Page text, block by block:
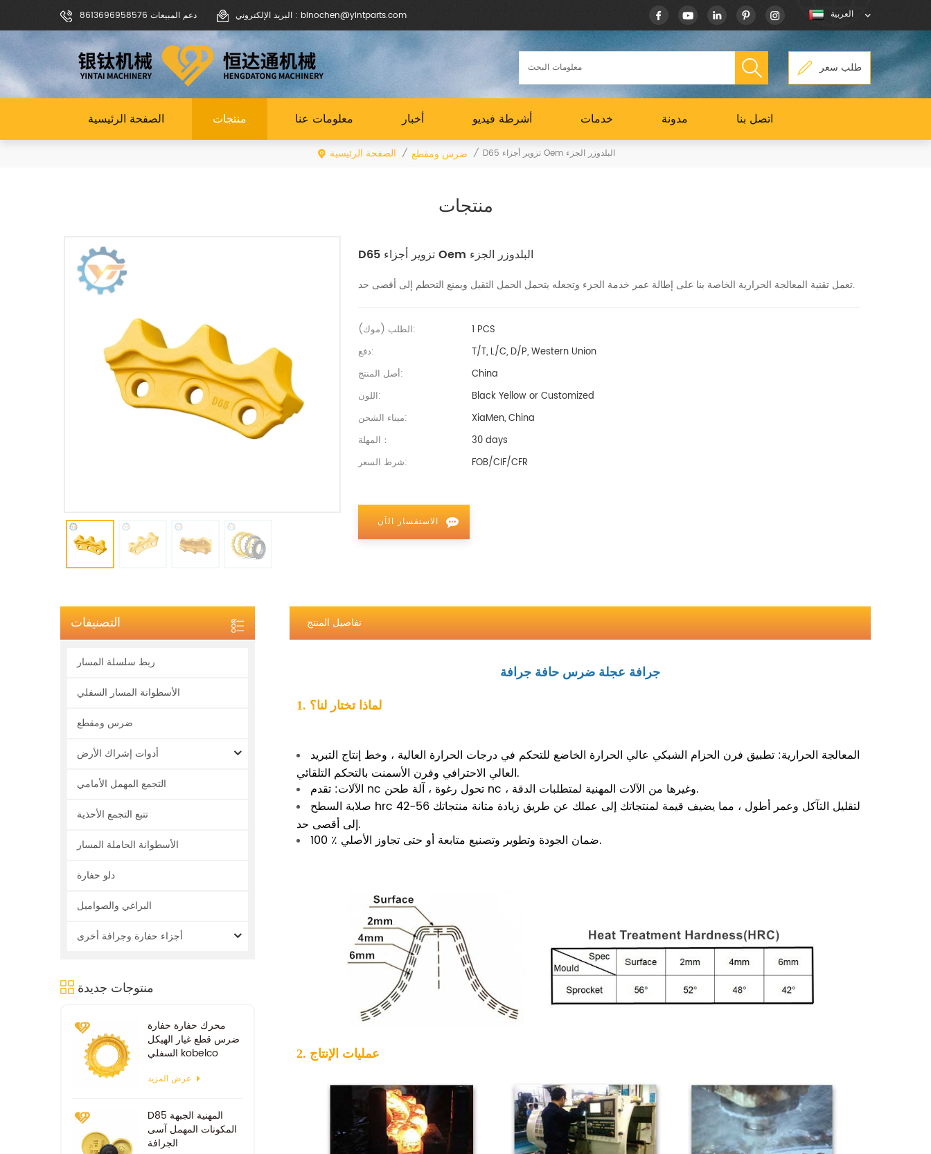
دعم المبيعات 8613696958576 البريد الإلكتروني : binochen@yintparts.com العربية
طلب سعر
الصفحة الرئيسية منتجات معلومات عنا أخبار أشرطة فيديو خدمات مدونة اتصل بنا
الصفحة الرئيسية / ضرس ومقطع / D65 تزوير أجزاء Oem البلدوزر الجزء
منتجات
D65 تزوير أجزاء Oem البلدوزر الجزء
تعمل تقنية المعالجة الحرارية الخاصة بنا على إطالة عمر خدمة الجزء وتجعله يتحمل الحمل الثقيل ويمنع التحطم إلى أقصى حد.
الطلب (موك):
1 PCS
دفع:
T/T, L/C, D/P, Western Union
أصل المنتج:
China
اللون:
Black Yellow or Customized
ميناء الشحن:
XiaMen, China
المهلة：
30 days
شرط السعر:
FOB/CIF/CFR
الاستفسار الآن
التصنيفات
ربط سلسلة المسار
الأسطوانة المسار السفلي
ضرس ومقطع
أدوات إشراك الأرض
التجمع المهمل الأمامي
تتبع التجمع الأحذية
الأسطوانة الحاملة المسار
دلو حفارة
البراغي والصواميل
أجزاء حفارة وجرافة أخرى
منتوجات جديدة
محرك حفارة حفارة
ضرس قطع غيار الهيكل
السفلي kobelco
عرض المزيد
D85 المهنية الجبهة
المكونات المهمل آسى
الجرافة
تفاصيل المنتج
جرافة عجلة ضرس حافة جرافة
1. لماذا تختار لنا؟
المعالجة الحرارية: تطبيق فرن الحزام الشبكي عالي الحرارة الخاضع للتحكم في درجات الحرارة العالية ، وخط إنتاج التبريد
العالي الاحترافي وفرن الأسمنت بالتحكم التلقائي.
الآلات: تقدم nc تحول رغوة ، آلة طحن nc ، وغيرها من الآلات المهنية لمتطلبات الدقة.
صلابة السطح hrc 42-56 لتقليل التآكل وعمر أطول ، مما يضيف قيمة لمنتجاتك إلى عملك عن طريق زيادة متانة منتجاتك
إلى أقصى حد.
100 ٪ ضمان الجودة وتطوير وتصنيع متابعة أو حتى تجاوز الأصلي.
2. عمليات الإنتاج